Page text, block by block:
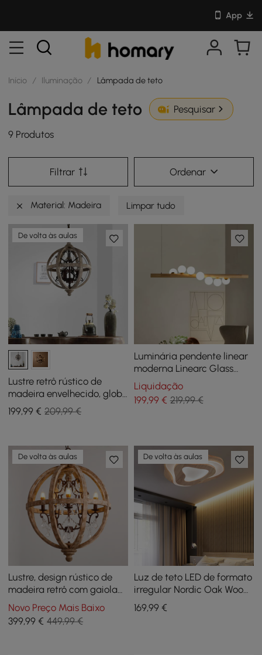
App
Início / Iluminação / Lâmpada de teto
Lâmpada de teto Pesquisar
9 Produtos
Filtrar Ordenar
Material: Madeira Limpar tudo
De volta às aulas
Lustre retrô rústico de
madeira envelhecido, globo
de metal, orb, cristal, de 3
luzes, pequeno
199,99 € 209,99 €
Luminária pendente linear
moderna Linearc Glass
Globe 7-Light
Liquidação
199,99€ 219,99 €
De volta às aulas
Lustre, design rústico de
madeira retrô com gaiola
de metal envelhecida
Novo Preço Mais Baixo
399,99 € 449,99 €
De volta às aulas
Luz de teto LED de formato
irregular Nordic Oak Wood
Flush Mount
169,99€